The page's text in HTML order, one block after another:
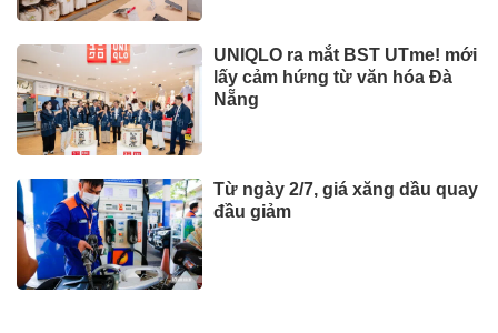
Từ thung lũng gió
SỨC KHOẺ - ĐỜI SỐNG